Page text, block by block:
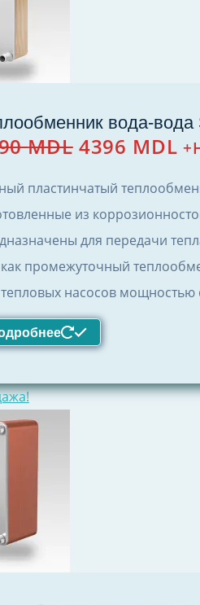
вода-вода
MDL
составляла
4396 MDL
пластинчатый
из
для передачи
промежуточный
насосов мощностью